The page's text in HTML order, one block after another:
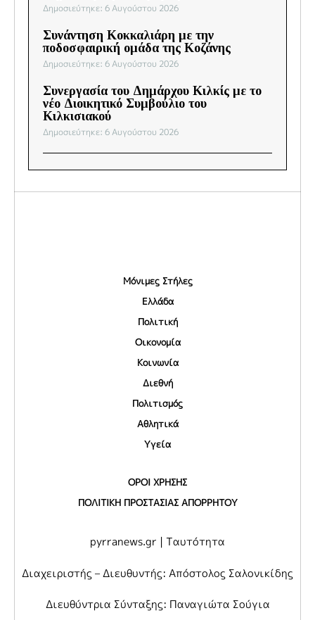
Δημοσιεύτηκε: 6 Αυγούστου 2026
Συνάντηση Κοκκαλιάρη με την
ποδοσφαιρική ομάδα της Κοζάνης
Δημοσιεύτηκε: 6 Αυγούστου 2026
Συνεργασία του Δημάρχου Κιλκίς με το
νέο Διοικητικό Συμβούλιο του
Κιλκισιακού
Δημοσιεύτηκε: 6 Αυγούστου 2026
Μόνιμες Στήλες
Ελλάδα
Πολιτική
Οικονομία
Κοινωνία
Διεθνή
Πολιτισμός
Αθλητικά
Υγεία
ΟΡΟΙ ΧΡΗΣΗΣ
ΠΟΛΙΤΙΚΗ ΠΡΟΣΤΑΣΙΑΣ ΑΠΟΡΡΗΤΟΥ
pyrranews.gr | Ταυτότητα
Διαχειριστής – Διευθυντής: Απόστολος Σαλονικίδης
Διευθύντρια Σύνταξης: Παναγιώτα Σούγια